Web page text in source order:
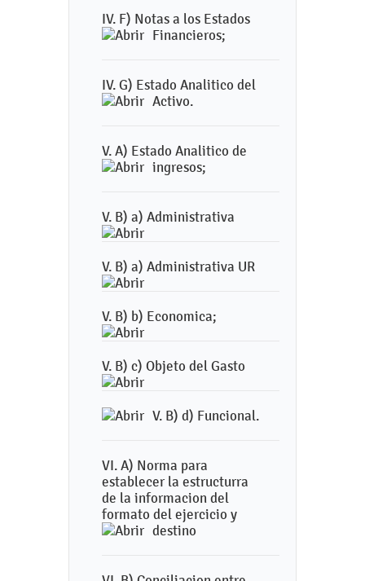
IV. F) Notas a los Estados
Financieros;
IV. G) Estado Analitico del
Activo.
V. A) Estado Analitico de
ingresos;
V. B) a) Administrativa
V. B) a) Administrativa UR
V. B) b) Economica;
V. B) c) Objeto del Gasto
V. B) d) Funcional.
VI. A) Norma para
establecer la estructurra
de la informacion del
formato del ejercicio y
destino